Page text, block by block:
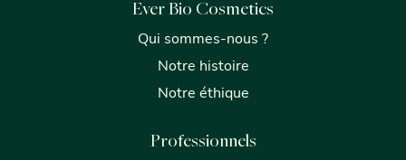
Ever Bio Cosmetics
Qui sommes-nous ?
Notre histoire
Notre éthique
Professionnels